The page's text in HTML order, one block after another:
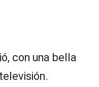
con una bella